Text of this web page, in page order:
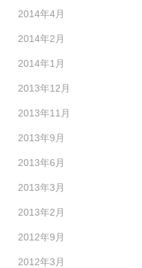
2014年4月
2014年2月
2014年1月
2013年12月
2013年11月
2013年9月
2013年6月
2013年3月
2013年2月
2012年9月
2012年3月